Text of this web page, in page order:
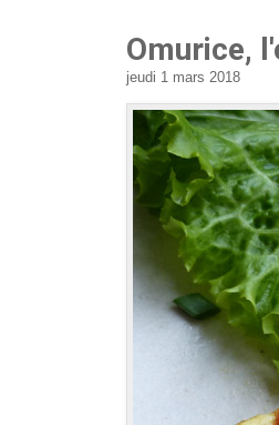
Omurice,
jeudi 1 mars 2018